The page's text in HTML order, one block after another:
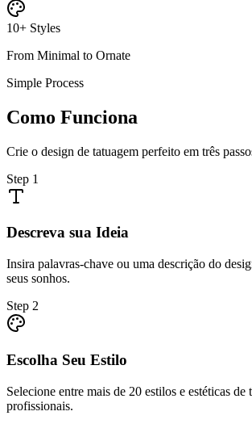
10+ Styles
From Minimal to Ornate
Simple Process
Como Funciona
Crie o design de tatuagem perfeito em três
Step 1
Descreva sua Ideia
Insira palavras-chave ou uma descrição do
seus sonhos.
Step 2
Escolha Seu Estilo
Selecione entre mais de 20 estilos e estéticas de
profissionais.